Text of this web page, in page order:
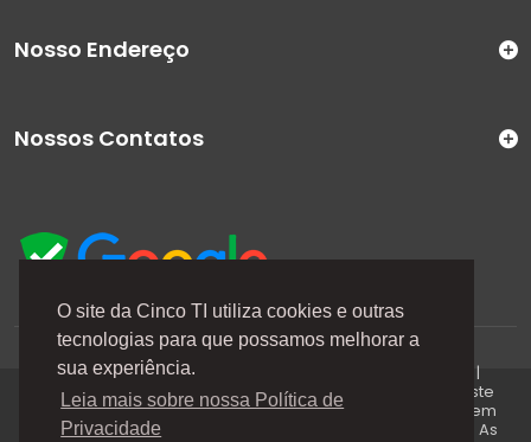
O site da Cinco TI utiliza cookies e outras
tecnologias para que possamos melhorar a
sua experiência.
Leia mais sobre nossa Política de
Privacidade
A Cinco TI (5TI) é uma marca registrada de CINCO TI
COMERCIO E SERVICOS LTDA | CNPJ: 08.307.867/0001-04 |
Todos os direitos reservados. Os preços anunciados neste
site ou via e-mails promocionais podem ser alterados sem
prévio aviso. A 5TI não é responsável por erros descritos. As
Nosso Endereço
Nossos Contatos